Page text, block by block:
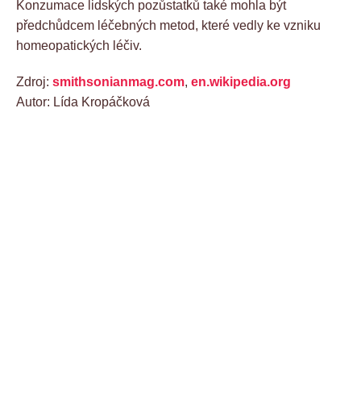
Konzumace lidských pozůstatků také mohla být
předchůdcem léčebných metod, které vedly ke vzniku
homeopatických léčiv.
Zdroj: smithsonianmag.com, en.wikipedia.org
Autor: Lída Kropáčková